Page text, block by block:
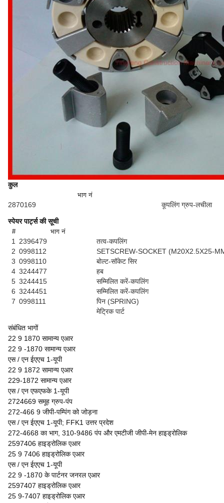
कुल
भाग नं
2870169 कूपलिंग ग्रुप-लचीला
स्पेयर पार्ट्स की सूची
# भाग नं
1 2396479
तत्व-कपलिंग
2 0998112
SETSCREW-SOCKET (M20X2.5X25-
3 0998110
बोल्ट-सॉकेट सिर
4 3244477
हब
5 3244415
सम्मिलित करें-कपलिंग
6 3244451
सम्मिलित करें-कपलिंग
7 0998111
पिन (SPRING)
मेट्रिक पार्ट
संबंधित भागों
22 9 1870 सामान्य एआर
22 9 -1870 सामान्य एआर
एस / एन ईएएच 1-यूपी
22 9 1872 सामान्य एआर
229-1872 सामान्य एआर
एस / एन एफएफके 1-यूपी
2724669 समूह ग्रुप-पंप
272-466 ​​9 जीपी-पम्पिंग को जोड़ना
एस / एन ईएएच 1-यूपी; FFK1 उत्तर प्रदेश
272-4668 का भाग, 310-9486 पंप और एमटीजी जीपी-मेन हाइड्रोलिक
2597406 हाइड्रोलिक एआर
25 9 7406 हाइड्रोलिक एआर
एस / एन ईएएच 1-यूपी
22 9 -1870 के पार्टनर जनरल एआर
2597407 हाइड्रोलिक एआर
25 9-7407 हाइड्रोलिक एआर